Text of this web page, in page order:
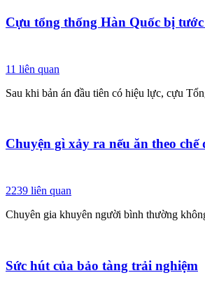
Cựu tổng thống Hàn Quốc bị
11 liên quan
Sau khi bản án đầu tiên có hiệu lực, cựu
Chuyện gì xảy ra nếu ăn theo
2239 liên quan
Chuyên gia khuyên người bình thường
Sức hút của bảo tàng trải nghiệm